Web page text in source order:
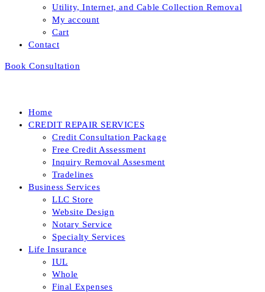
Utility, Internet, and Cable Collection Removal
My account
Cart
Contact
Book Consultation
Home
CREDIT REPAIR SERVICES
Credit Consultation Package
Free Credit Assessment
Inquiry Removal Assesment
Tradelines
Business Services
LLC Store
Website Design
Notary Service
Specialty Services
Life Insurance
IUL
Whole
Final Expenses